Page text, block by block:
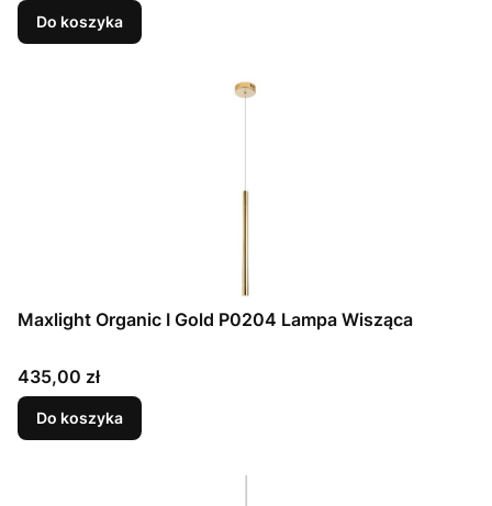
Do koszyka
Maxlight Organic I Gold P0204 Lampa Wisząca
Cena
435,00 zł
Do koszyka